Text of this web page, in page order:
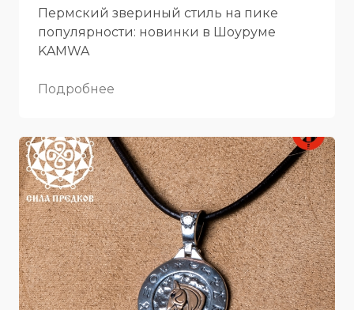
Пермский звериный стиль на пике
популярности: новинки в Шоуруме
KAMWA
Подробнее